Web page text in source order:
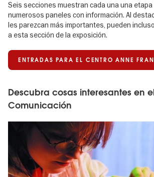
Seis secciones muestran cada una una etapa
numerosos paneles con información. Al
les parezcan más importantes, pueden
a esta sección de la exposición.
ENTRADAS PARA EL CENTRO ANNE
Descubra cosas interesantes en
Comunicación